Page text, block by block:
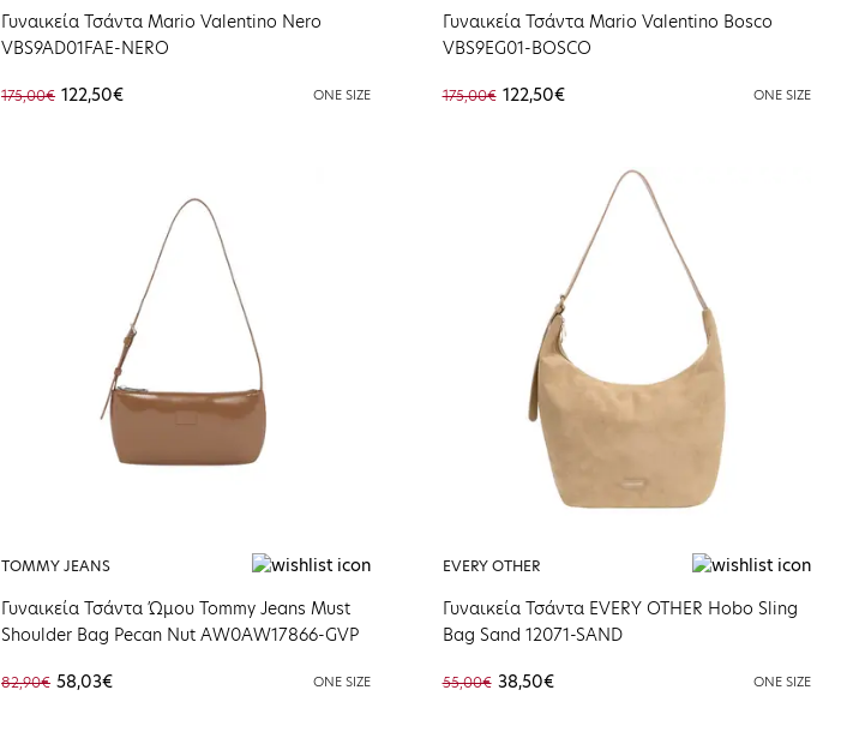
Γυναικεία Τσάντα Mario Valentino Nero
VBS9AD01FAE-NERO
175,00€ 122,50€ ONE SIZE
Γυναικεία Τσάντα Mario Valentino Bosco
VBS9EG01-BOSCO
175,00€ 122,50€ ONE SIZE
TOMMY JEANS
Γυναικεία Τσάντα Ώμου Tommy Jeans Must
Shoulder Bag Pecan Nut AW0AW17866-GVP
82,90€ 58,03€ ONE SIZE
EVERY OTHER
Γυναικεία Τσάντα EVERY OTHER Hobo Sling
Bag Sand 12071-SAND
55,00€ 38,50€ ONE SIZE